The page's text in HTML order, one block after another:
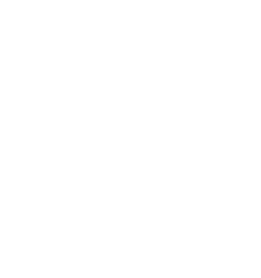
Policisti policijske
V petek, 14. marca, so
in enega državljana